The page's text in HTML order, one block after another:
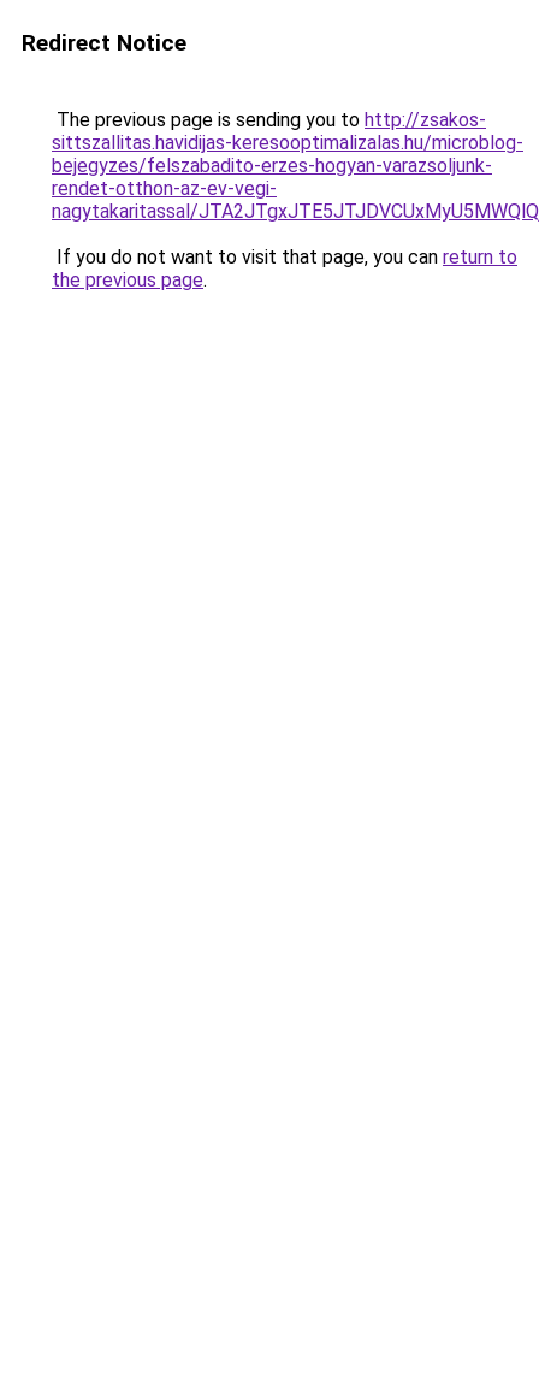
Redirect Notice
The previous page is sending you to http://zsakos-
sittszallitas.havidijas-keresooptimalizalas.hu/microblog-
bejegyzes/felszabadito-erzes-hogyan-varazsoljunk-
rendet-otthon-az-ev-vegi-
nagytakaritassal/
If you do not want to visit that page, you can return to
the previous page.